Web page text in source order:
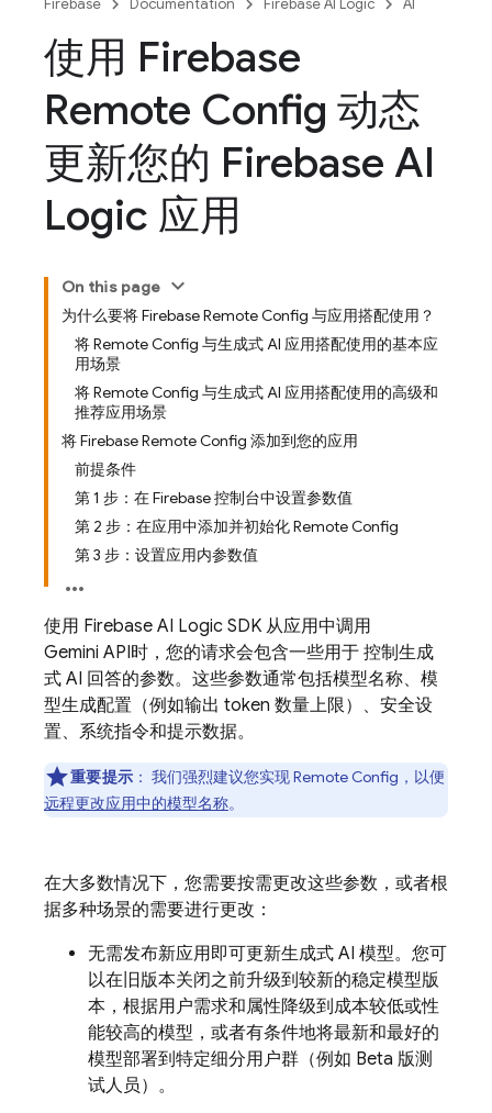
Firebase Documentation Firebase AI Logic AI
使用 Firebase
Remote Config 动态
更新您的 Firebase AI
Logic 应用
On this page
为什么要将 Firebase Remote Config 与应用搭配使用？
将 Remote Config 与生成式 AI 应用搭配使用的基本应
用场景
将 Remote Config 与生成式 AI 应用搭配使用的高级和
推荐应用场景
将 Firebase Remote Config 添加到您的应用
前提条件
第 1 步：在 Firebase 控制台中设置参数值
第 2 步：在应用中添加并初始化 Remote Config
第 3 步：设置应用内参数值
使用 Firebase AI Logic SDK 从应用中调用
Gemini API时，您的请求会包含一些用于 控制生成
式 AI 回答的参数。这些参数通常包括模型名称、模
型生成配置（例如输出 token 数量上限）、安全设
置、系统指令和提示数据。
重要提示 ： 我们强烈建议您实现Remote Config ，以便
远程更改应用中的模型名称。
在大多数情况下，您需要按需更改这些参数，或者根
据多种场景的需要进行更改：
无需发布新应用即可更新生成式 AI 模型。您可
以在旧版本关闭之前升级到较新的稳定模型版
本，根据用户需求和属性降级到成本较低或性
能较高的模型，或者有条件地将最新和最好的
模型部署到特定细分用户群（例如 Beta 版测
试人员）。